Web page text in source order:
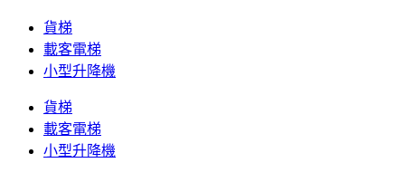
貨梯
載客電梯
小型升降機
貨梯
載客電梯
小型升降機